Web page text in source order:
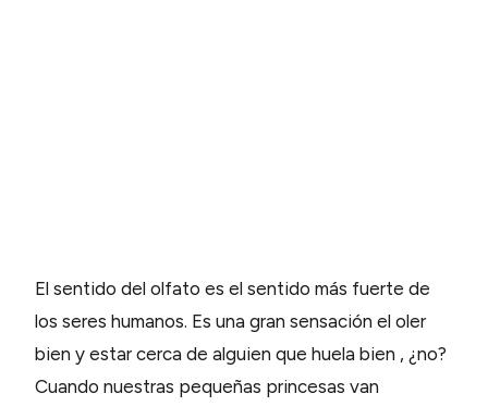
El sentido del olfato es el sentido más fuerte de
los seres humanos. Es una gran sensación el oler
bien y estar cerca de alguien que huela bien , ¿no?
Cuando nuestras pequeñas princesas van